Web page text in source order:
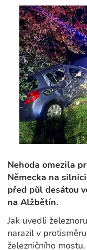
Nehoda omezila
Německa na
před půl desátou
na Alžbětín.
Jak uvedli
narazil v
železničního mostu.